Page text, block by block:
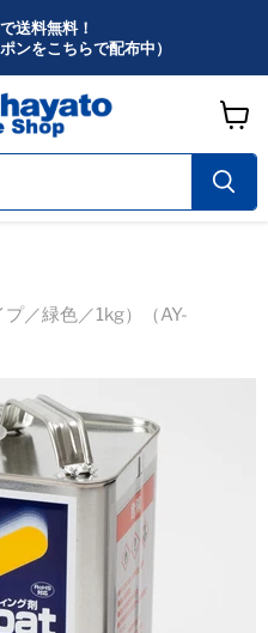
送料無料！
ンをこちらで配布中）
ー
ト
を
／緑色／1kg）（AY-